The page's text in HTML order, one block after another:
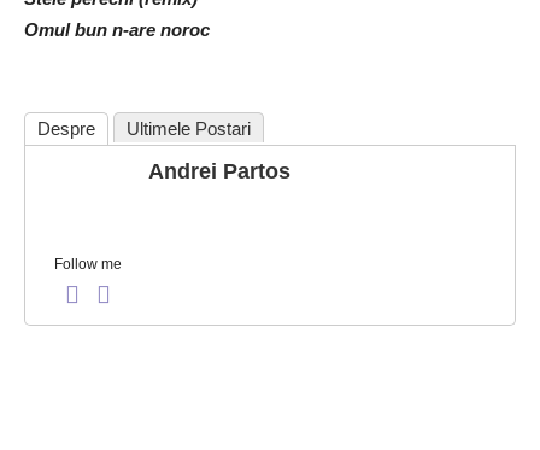
Omul bun n-are noroc
Despre Ultimele Postari
Follow me
Andrei Partos